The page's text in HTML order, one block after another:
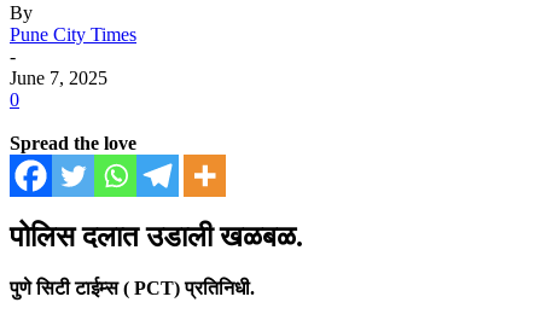
By
Pune City Times
-
June 7, 2025
0
Spread the love
पोलिस दलात उडाली खळबळ.
पुणे सिटी टाईम्स ( PCT) प्रतिनिधी.